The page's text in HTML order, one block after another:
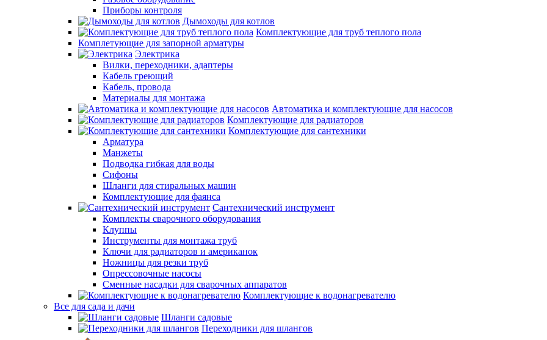
Приборы контроля
Дымоходы для котлов
Комплектующие для труб теплого пола
Комплетующие для запорной арматуры
Электрика
Вилки, переходники, адаптеры
Кабель греющий
Кабель, провода
Материалы для монтажа
Автоматика и комплектующие для насосов
Комплектующие для радиаторов
Комплектующие для сантехники
Арматура
Манжеты
Подводка гибкая для воды
Сифоны
Шланги для стиральных машин
Комплектующие для фаянса
Сантехнический инструмент
Комплекты сварочного оборудования
Клуппы
Инструменты для монтажа труб
Ключи для радиаторов и американок
Ножницы для резки труб
Опрессовочные насосы
Сменные насадки для сварочных аппаратов
Комплектующие к водонагревателю
Все для сада и дачи
Шланги садовые
Переходники для шлангов